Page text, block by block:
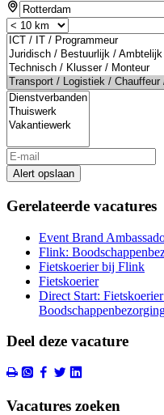
Alert opslaan
Gerelateerde vacatures
Event Brand
Flink:
Fietskoerier bij Flink
Fietskoerier
Direct Start:
Deel deze vacature
Vacatures zoeken